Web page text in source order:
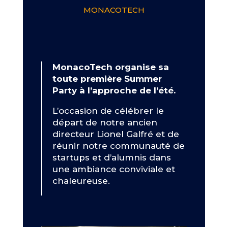
MONACOTECH
MonacoTech organise sa
toute première Summer
Party à l’approche de l’été.
L’occasion de célébrer le
départ de notre ancien
directeur Lionel Galfré et de
réunir notre communauté de
startups et d’alumnis dans
une ambiance conviviale et
chaleureuse.